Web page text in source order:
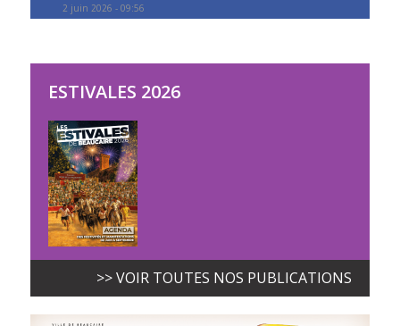
2 juin 2026 - 09:56
ESTIVALES 2026
>> VOIR TOUTES NOS PUBLICATIONS